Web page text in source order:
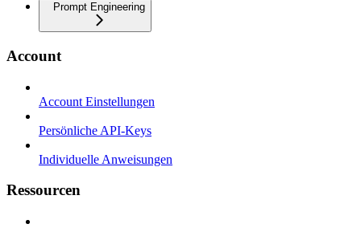
Prompt Engineering
Account
Account Einstellungen
Persönliche API-Keys
Individuelle Anweisungen
Ressourcen